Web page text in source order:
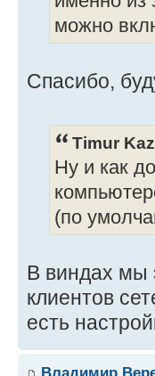
можно
Спасибо,
Timur
Ну и как
(по
В виндах мы
клиентов
есть